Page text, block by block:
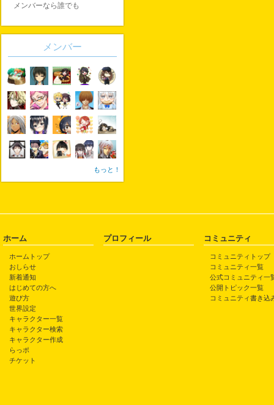
メンバーなら誰でも
メンバー
もっと！
ホーム
ホームトップ
おしらせ
新着通知
はじめての方へ
遊び方
世界設定
キャラクター一覧
キャラクター検索
キャラクター作成
らっポ
チケット
プロフィール コミュニティ
コミュニティトップ
コミュニティ一覧
公式コミュニティ一
公開トピック一覧
コミュニティ書き込